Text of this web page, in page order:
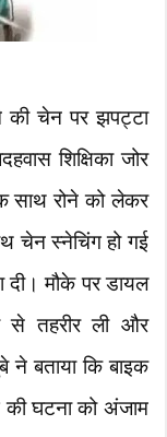
की चेन पर झपट्टा
शिक्षिका जोर
साथ रोने को लेकर
चेन स्नेचिंग हो गई
दी। मौके पर डायल
से तहरीर ली और
बताया कि बाइक
की घटना को अंजाम